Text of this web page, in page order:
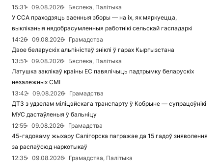
15:31 09.08.2026
Бяспека, Палітыка
У ССА праходзяць ваенныя зборы — на іх, як мяркуецца,
выкліканыя нядобрасумленныя работнікі сельскай гаспадаркі
14:26
09.08.2026
Грамадства
Двое беларускіх альпіністаў зніклі ў гарах Кыргызстана
13:51
09.08.2026
Бяспека, Палітыка
Латушка заклікаў краіны ЕС павялічыць падтрымку беларускіх
незалежных СМІ
13:42
09.08.2026
Грамадства
ДТЗ з удзелам міліцэйскага транспарту ў Кобрыне — супрацоўнікі
МУС дастаўленыя ў бальніцу
12:55
09.08.2026
Грамадства
45-гадоваму жыхару Салігорска пагражае да 15 гадоў зняволення
за распаўсюд наркотыкаў
12:35
09.08.2026
Грамадства, Палітыка